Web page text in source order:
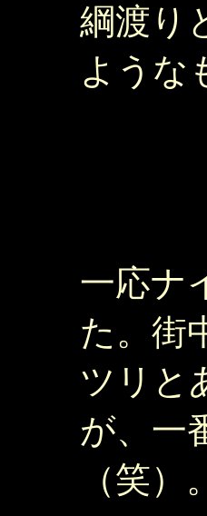
綱渡り
ような
一応ナ
た。街
ツリと
が、一
（笑）。